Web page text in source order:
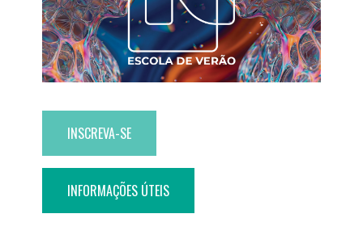
INSCREVA-SE
INFORMAÇÕES ÚTEIS